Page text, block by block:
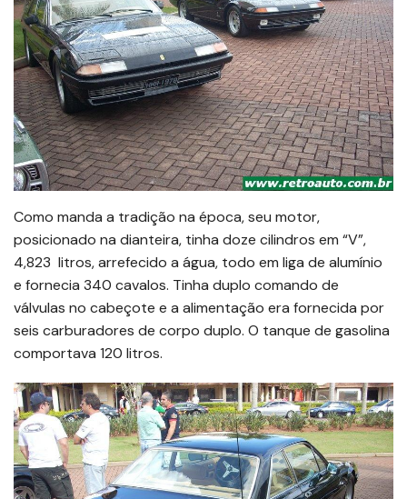
Como manda a tradição na época, seu motor,
posicionado na dianteira, tinha doze cilindros em “V”,
4,823 litros, arrefecido a água, todo em liga de alumínio
e fornecia 340 cavalos. Tinha duplo comando de
válvulas no cabeçote e a alimentação era fornecida por
seis carburadores de corpo duplo. O tanque de gasolina
comportava 120 litros.